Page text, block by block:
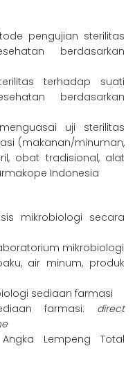
pengujian sterilitas
berdasarkan
terhadap suati
berdasarkan
uji sterilitas
(makanan/minuman,
obat tradisional, alat
Indonesia
mikrobiologi secara
mikrobiologi
air minum, produk
sediaan farmasi
farmasi: direct
Lempeng Total